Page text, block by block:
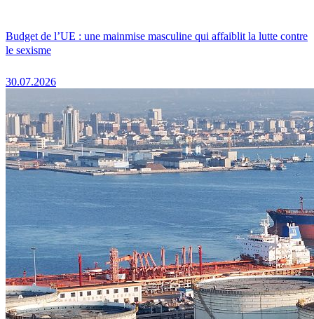
Budget de l’UE : une mainmise masculine qui affaiblit la lutte contre
le sexisme
30.07.2026